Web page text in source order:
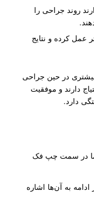
روند جراحی را
عمل کرده و نتایج
در حین جراحی
دارند و موفقیت
دارد.
در سمت چپ فک
به آن‌ها اشاره